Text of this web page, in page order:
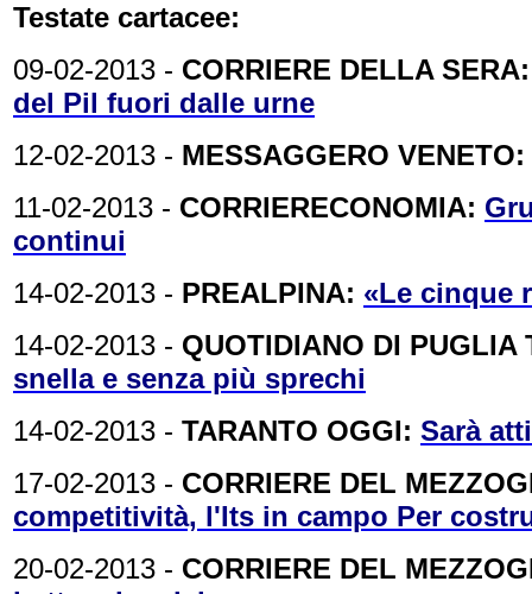
Testate cartacee:
09-02-2013 - CORRIERE DELLA
del Pil fuori dalle urne
12-02-2013 - MESSAGGERO VENETO:
11-02-2013 - CORRIERECONOMIA:
continui
14-02-2013 - PREALPINA: «Le cinque
14-02-2013 - QUOTIDIANO DI PUGLIA
snella e senza più sprechi
14-02-2013 - TARANTO OGGI: Sarà
17-02-2013 - CORRIERE DEL
competitività, l'Its in campo Per
20-02-2013 - CORRIERE DEL